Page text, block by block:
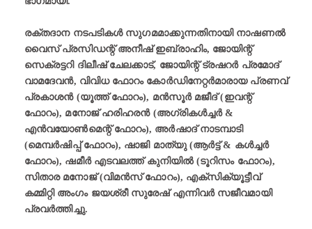
രക്തദാന നടപടികൾ സുഗമമാക്കുന്നതിനായി നാഷണൽ
വൈസ് പ്രസിഡന്റ് അനീഷ് ഇബ്രാഹിം, ജോയിന്റ്
സെക്രട്ടറി ദിലീഷ് ചേലക്കാട്, ജോയിന്റ് ട്രഷറർ പ്രമോദ്
വാമദേവൻ, വിവിധ ഫോറം കോർഡിനേറ്റർമാരായ പ്രണവ്
പ്രകാശൻ (യൂത്ത് ഫോറം), മൻസൂർ മജീദ് (ഇവന്റ്
ഫോറം), മനോജ് ഹരിഹരൻ (അഗ്രികൾച്ചർ &
എൻവയോൺമെന്റ് ഫോറം), അർഷാദ് നാടമ്പാടി
(മെമ്പർഷിപ്പ് ഫോറം), ഷാജി മാത്യു (ആർട്ട് & കൾച്ചർ
ഫോറം), ഷമീർ എടവലത്ത് കുനിയിൽ (ടൂറിസം ഫോറം),
സിതാര മനോജ് (വിമൻസ് ഫോറം), എക്സിക്യൂട്ടീവ്
കമ്മിറ്റി അംഗം ജയശ്രീ സുരേഷ് എന്നിവർ സജീവമായി
പ്രവർത്തിച്ചു.